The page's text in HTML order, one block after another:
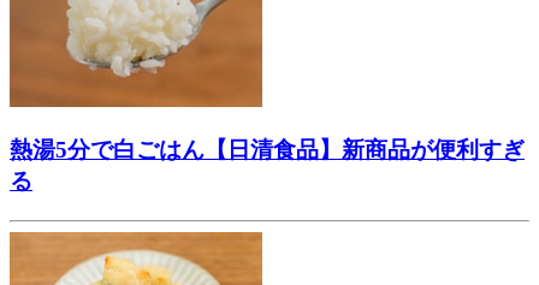
熱湯5分で白ごはん【日清食品】新商品が便利すぎ
る